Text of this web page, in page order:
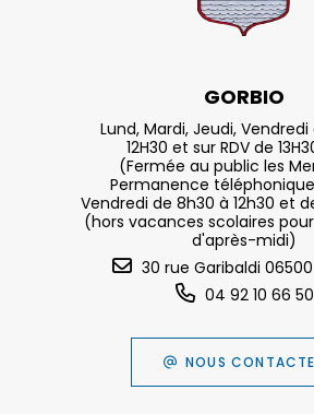
GORBIO
Lund, Mardi, Jeudi, Vendredi
12H30 et sur RDV de
(Fermée au public les
Permanence
Vendredi de 8h30 à 12h30 et
(hors vacances scolaires
d'après-midi)
30 rue Garibaldi 06500
04 92 10 66 50
NOUS